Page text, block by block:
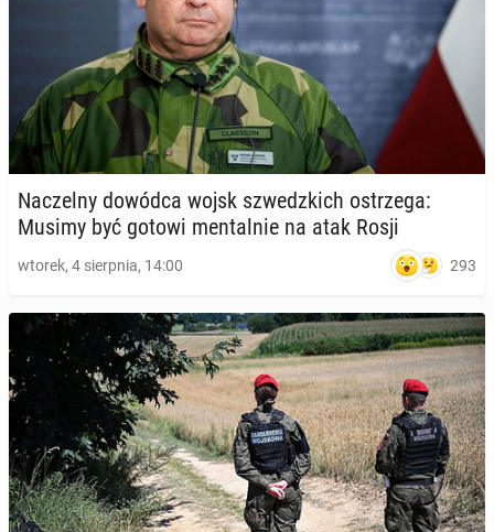
Na­czel­ny dowódca wojsk szwedz­kich ostrze­ga:
Musimy być gotowi men­tal­nie na atak Rosji
wtorek, 4 sierpnia, 14:00 293